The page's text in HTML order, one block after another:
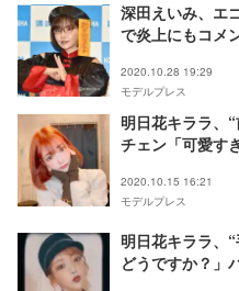
深田えいみ、エ
で炎上にもコメ
2020.10.28 19:29
モデルプレス
明日花キララ、
チェン「可愛す
2020.10.15 16:21
モデルプレス
明日花キララ、
どうですか？」